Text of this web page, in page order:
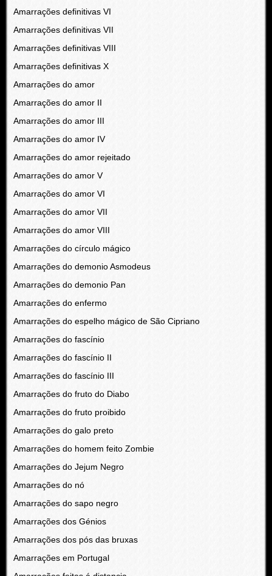
Amarrações definitivas VI
Amarrações definitivas VII
Amarrações definitivas VIII
Amarrações definitivas X
Amarrações do amor
Amarrações do amor II
Amarrações do amor III
Amarrações do amor IV
Amarrações do amor rejeitado
Amarrações do amor V
Amarrações do amor VI
Amarrações do amor VII
Amarrações do amor VIII
Amarrações do círculo mágico
Amarrações do demonio Asmodeus
Amarrações do demonio Pan
Amarrações do enfermo
Amarrações do espelho mágico de São Cipriano
Amarrações do fascínio
Amarrações do fascínio II
Amarrações do fascínio III
Amarrações do fruto do Diabo
Amarrações do fruto proibido
Amarrações do galo preto
Amarrações do homem feito Zombie
Amarrações do Jejum Negro
Amarrações do nó
Amarrações do sapo negro
Amarrações dos Génios
Amarrações dos pós das bruxas
Amarrações em Portugal